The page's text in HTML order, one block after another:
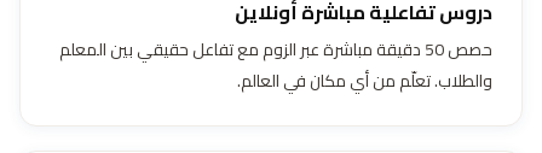
دروس تفاعلية مباشرة أونلاين
حصص 50 دقيقة مباشرة عبر الزوم مع تفاعل حقيقي بين المعلم
والطلاب. تعلّم من أي مكان في العالم.